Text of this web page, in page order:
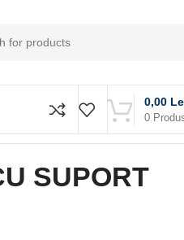
0
0,00
SUPORT